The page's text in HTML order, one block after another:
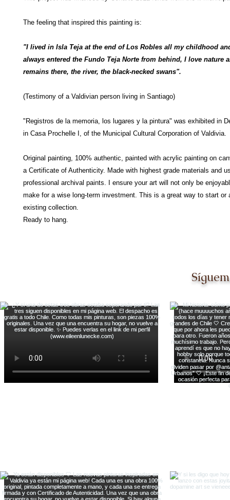
The feeling that inspired this painting is:
"I lived in Isla Teja at the end of Los Robles all my childhood
always entered the Fundo Teja Norte from behind, I love nature
remains there, the river, the black-necked swans".
(Testimony of a Valdivian person living in Santiago)
"Registros de la memoria, los lugares y la pintura" was exhibited in
in Casa Prochelle I, of the Municipal Cultural Corporation of Valdivia.
Original painting, 100% authentic, painted with acrylic painting on
a Certificate of Authenticity. Made with highest grade materials and
professional archival paints. I ensure your art will not only be
make for a wise long-term investment. This is a great way to start or
existing collection.
Ready to hang.